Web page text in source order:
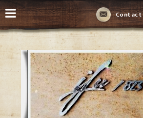
Contact